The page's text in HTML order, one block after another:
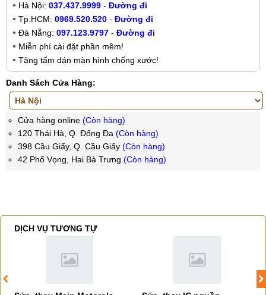
Hà Nội: 037.437.9999 - Đường đi
Tp.HCM: 0969.520.520 - Đường đi
Đà Nẵng: 097.123.9797 - Đường đi
Miễn phí cài đặt phần mềm!
Tặng tấm dán màn hình chống xước!
Danh Sách Cửa Hàng:
Cửa hàng online (Còn hàng)
120 Thái Hà, Q. Đống Đa (Còn hàng)
398 Cầu Giấy, Q. Cầu Giấy (Còn hàng)
42 Phố Vọng, Hai Bà Trưng (Còn hàng)
DỊCH VỤ TƯƠNG TỰ